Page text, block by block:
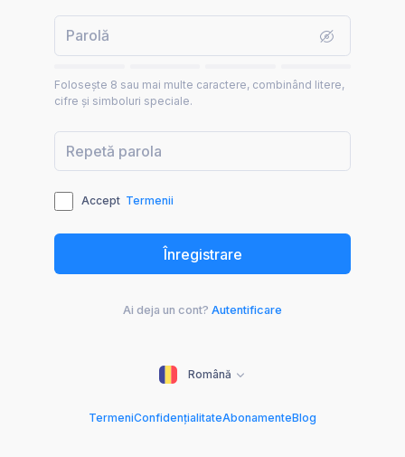
Folosește 8 sau mai multe caractere, combinând litere,
cifre și simboluri speciale.
Accept Termenii
Ai deja un cont? Autentificare
Română
TermeniConfidențialitateAbonamenteBlog